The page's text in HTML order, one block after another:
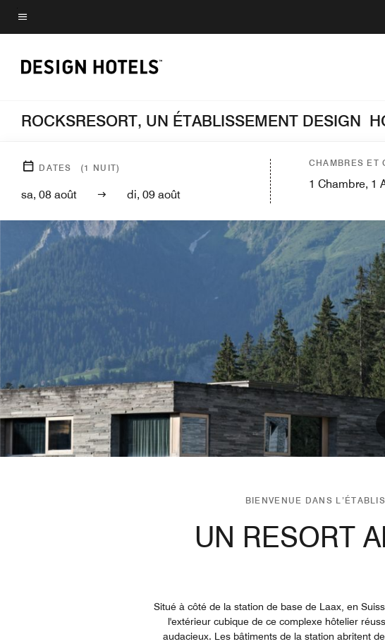
Skip
to
content
Texte du menu
ROCKSRESORT, UN ÉTABLISSEMENT DESIGN
DATES (1 NUIT)
sa, 08 août di, 09 août
CHAMBRES ET
1 Chambre, 1
BIENVENUE DANS
UN RESORT
Situé à côté de la station de base de Laax, en
l'extérieur cubique de ce complexe hôtelier
audacieux. Les bâtiments de la station abritent